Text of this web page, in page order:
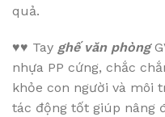
quả.
♥♥ Tay ghế văn phòng
nhựa PP cứng, chắc
khỏe con người và môi
tác động tốt giúp nâng